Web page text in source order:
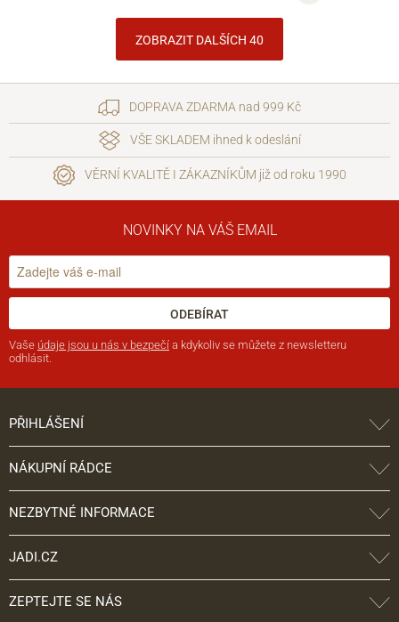
ZOBRAZIT DALŠÍCH 40
DOPRAVA ZDARMA nad 999 Kč
VŠE SKLADEM ihned k odeslání
VĚRNÍ KVALITĚ I ZÁKAZNÍKŮM již od roku 1990
NOVINKY NA VÁŠ EMAIL
ODEBÍRAT
Vaše údaje jsou u nás v bezpečí a kdykoliv se můžete z newsletteru
odhlásit.
PŘIHLÁŠENÍ
NÁKUPNÍ RÁDCE
NEZBYTNÉ INFORMACE
JADI.CZ
ZEPTEJTE SE NÁS